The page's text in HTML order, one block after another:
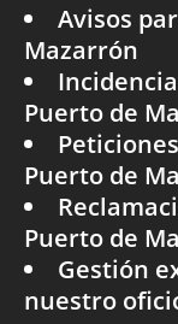
Avisos
Mazarrón
Puerto de
Puerto de
Puerto de
Gestión
nuestro